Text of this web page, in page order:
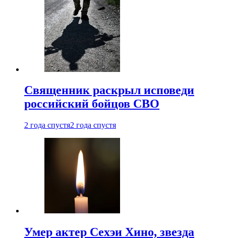
Священник раскрыл исповеди
российский бойцов СВО
2 года спустя2 года спустя
Умер актер Сехэи Хино, звезда